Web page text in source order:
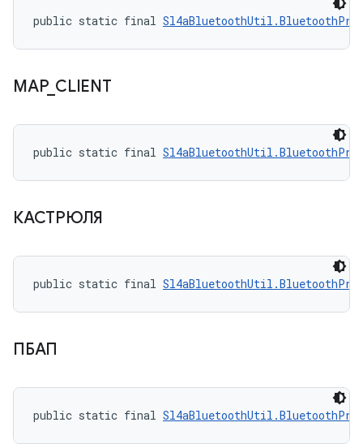
public static final
MAP_ CLIENT
public static final
КАСТРЮЛЯ
public static final
ПБАП
public static final